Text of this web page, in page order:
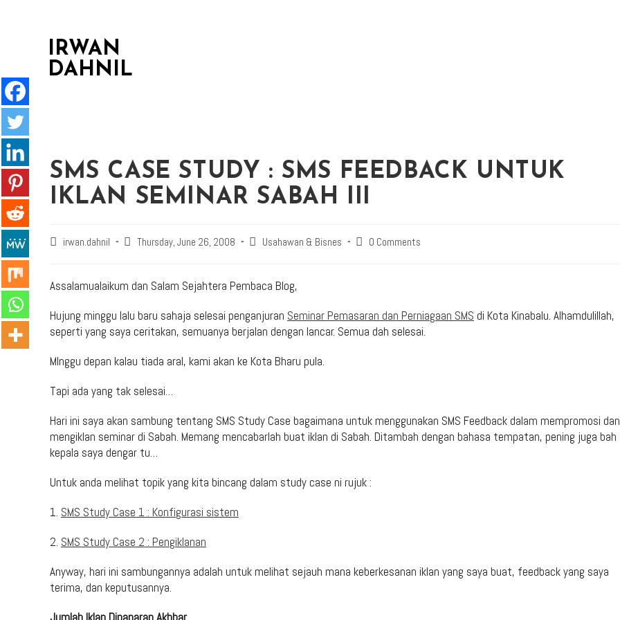
IRWAN
DAHNIL
SMS CASE STUDY : SMS FEEDBACK UNTUK
IKLAN SEMINAR SABAH III
irwan.dahnil Thursday, June 26, 2008 Usahawan & Bisnes 0 Comments
Assalamualaikum dan Salam Sejahtera Pembaca Blog,
Hujung minggu lalu baru sahaja selesai penganjuran Seminar Pemasaran dan Perniagaan SMS di Kota Kinabalu. Alhamdulillah,
seperti yang saya ceritakan, semuanya berjalan dengan lancar. Semua dah selesai.
MInggu depan kalau tiada aral, kami akan ke Kota Bharu pula.
Tapi ada yang tak selesai…
Hari ini saya akan sambung tentang SMS Study Case bagaimana untuk menggunakan SMS Feedback dalam mempromosi dan
mengiklan seminar di Sabah. Memang mencabarlah buat iklan di Sabah. Ditambah dengan bahasa tempatan, pening juga bah
kepala saya dengar tu…
Untuk anda melihat topik yang kita bincang dalam study case ni rujuk :
1. SMS Study Case 1 : Konfigurasi sistem
2. SMS Study Case 2 : Pengiklanan
Anyway, hari ini sambungannya adalah untuk melihat sejauh mana keberkesanan iklan yang saya buat, feedback yang saya
terima, dan keputusannya.